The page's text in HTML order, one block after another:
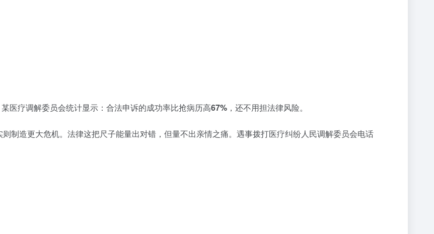
医疗调解委员会统计显示：合法申诉的成功率比抢病历高67% ，还不用担法律风险。
造更大危机。法律这把尺子能量出对错，但量不出亲情之痛。遇事拨打医疗纠纷人民调解委员会电话